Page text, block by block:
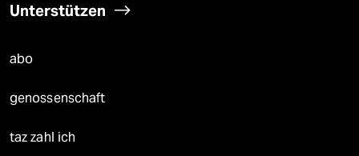
Unterstützen
abo
genossenschaft
taz zahl ich